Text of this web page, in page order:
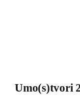
Umo(s)tvori